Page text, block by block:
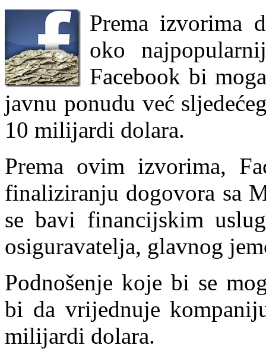
Prema izvorima
oko
Facebook bi
javnu ponudu već
10 milijardi dolara.
Prema ovim izvorima,
finaliziranju dogovora sa
se bavi financijskim
osiguravatelja, glavnog
Podnošenje koje bi se
bi da vrijednuje
milijardi dolara.